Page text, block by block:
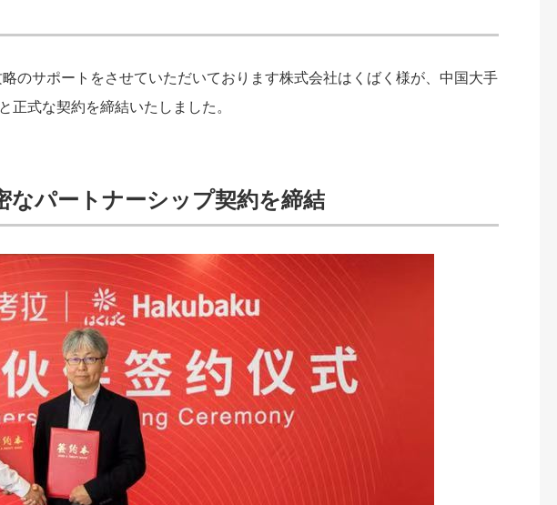
のサポートをさせていただいております株式会社はくばく様が、中国大手
正式な契約を締結いたしました。
パートナーシップ契約を締結